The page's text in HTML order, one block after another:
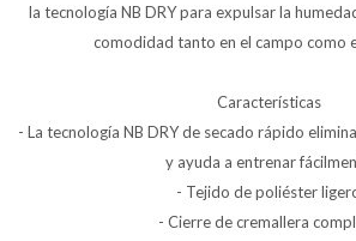
la tecnología NB DRY para expulsar la
comodidad tanto en el campo como
Características
- La tecnología NB DRY de secado rápido
y ayuda a entrenar
- Tejido de poliéster
- Cierre de cremallera